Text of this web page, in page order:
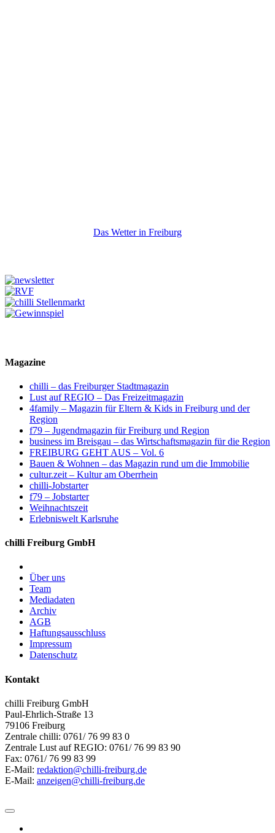
Das Wetter in Freiburg
Magazine
chilli – das Freiburger Stadtmagazin
Lust auf REGIO – Das Freizeitmagazin
4family – Magazin für Eltern & Kids in Freiburg und der
Region
f79 – Jugendmagazin für Freiburg und Region
business im Breisgau – das Wirtschaftsmagazin für die Region
FREIBURG GEHT AUS – Vol. 6
Bauen & Wohnen – das Magazin rund um die Immobilie
cultur.zeit – Kultur am Oberrhein
chilli-Jobstarter
f79 – Jobstarter
Weihnachtszeit
Erlebniswelt Karlsruhe
chilli Freiburg GmbH
Über uns
Team
Mediadaten
Archiv
AGB
Haftungsausschluss
Impressum
Datenschutz
Kontakt
chilli Freiburg GmbH
Paul-Ehrlich-Straße 13
79106 Freiburg
Zentrale chilli: 0761/ 76 99 83 0
Zentrale Lust auf REGIO: 0761/ 76 99 83 90
Fax: 0761/ 76 99 83 99
E-Mail: redaktion@chilli-freiburg.de
E-Mail: anzeigen@chilli-freiburg.de